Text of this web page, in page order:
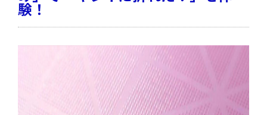
験！